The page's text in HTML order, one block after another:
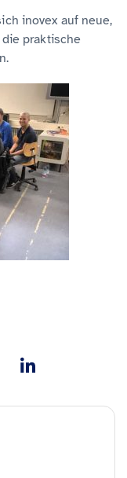
inovex auf neue,
praktische